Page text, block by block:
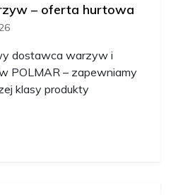
– oferta hurtowa
dostawca warzyw i
POLMAR – zapewniamy
klasy produkty